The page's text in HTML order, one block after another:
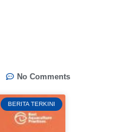
No Comments
BERITA TERKINI